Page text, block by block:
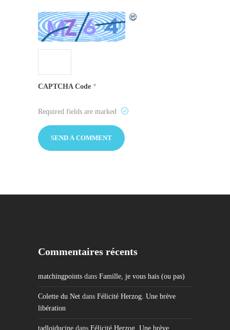
CAPTCHA Code *
Required fields are marked
Commentaires récents
matchingpoints dans Famille, je vous hais (ou pas)
Colette du Net dans Félicité Herzog. Une brève
libération
tadloiducine dans Félicité Herzog. Une brève